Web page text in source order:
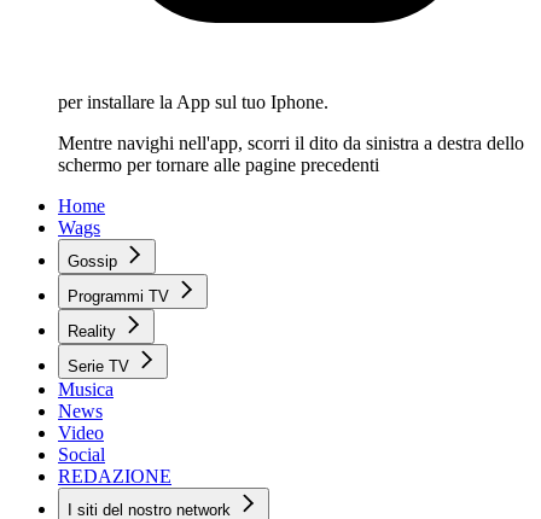
per installare la App sul tuo Iphone.
Mentre navighi nell'app, scorri il dito da sinistra a destra dello
schermo per tornare alle pagine precedenti
Home
Wags
Gossip
Programmi TV
Reality
Serie TV
Musica
News
Video
Social
REDAZIONE
I siti del nostro network